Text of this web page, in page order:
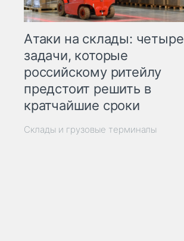
Атаки на склады: четыре
задачи, которые
российскому ритейлу
предстоит решить в
кратчайшие сроки
Склады и грузовые терминалы